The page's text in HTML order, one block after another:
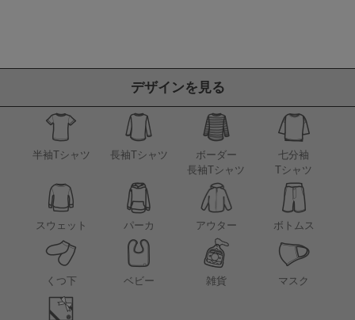
デザインを見る
半袖Tシャツ 長袖Tシャツ
ボーダー
長袖Tシャツ
七分袖
Tシャツ
スウェット パーカ アウター ボトムス
くつ下 ベビー 雑貨 マスク